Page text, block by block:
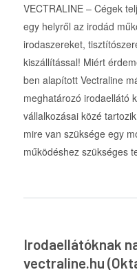
VECTRALINE – Cégek
egy helyről az irodád
irodaszereket,
kiszállítással! Miért
ben alapított Vectraline
meghatározó irodaellátó
vállalkozásai közé
mire van szüksége egy
működéshez szükséges
Irodaellátóknak
vectraline.hu